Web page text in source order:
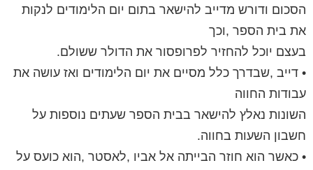
הסכום ודורש מדייב להישאר בתום יום הלימודים לנקות
את בית הספר ,וכך
בעצם יוכל להחזיר לפרופסור את הדולר ששולם.
• דייב ,שבדרך כלל מסיים את יום הלימודים ואז עושה את
עבודות החווה
השונות נאלץ להישאר בבית הספר שעתים נוספות על
חשבון השעות בחווה.
• כאשר הוא חוזר הבייתה אל אביו ,לאסטר ,הוא כועס על